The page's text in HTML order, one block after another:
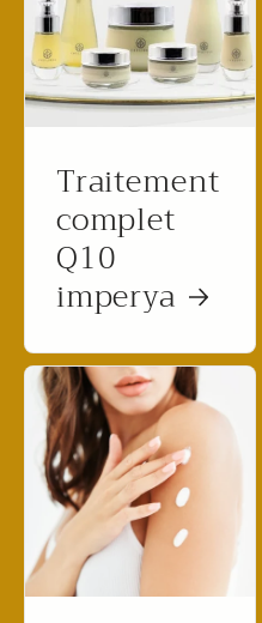
Traitement
complet
Q10
imperya